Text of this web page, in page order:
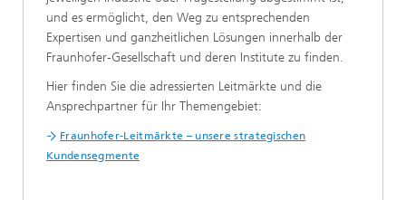
und es ermöglicht, den Weg zu entsprechenden
Expertisen und ganzheitlichen Lösungen innerhalb der
Fraunhofer-Gesellschaft und deren Institute zu finden.
Hier finden Sie die adressierten Leitmärkte und die
Ansprechpartner für Ihr Themengebiet:
Fraunhofer-Leitmärkte – unsere strategischen
Kundensegmente